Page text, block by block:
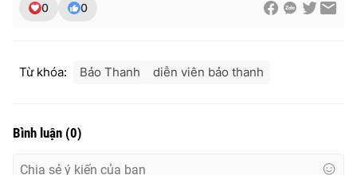
0 0
Từ khóa: Bảo Thanh diễn viên bảo thanh
Bình luận (0)